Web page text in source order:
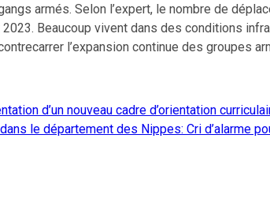
armés. Selon l’expert, le nombre de
Beaucoup vivent dans des conditions
l’expansion continue des groupes
d’un nouveau cadre d’orientation
le département des Nippes: Cri d’alarme